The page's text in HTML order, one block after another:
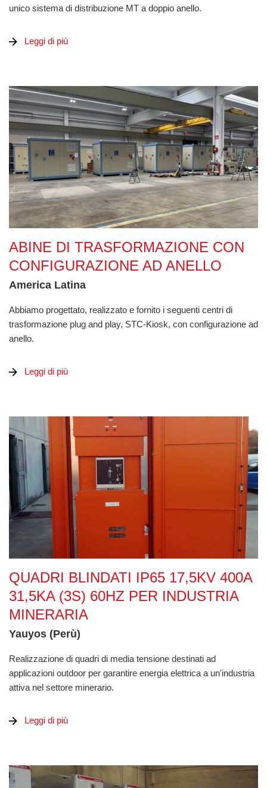
unico sistema di distribuzione MT a doppio anello.
Leggi di più
ABINE DI TRASFORMAZIONE CON
CONFIGURAZIONE AD ANELLO
America Latina
Abbiamo progettato, realizzato e fornito i seguenti centri di
trasformazione plug and play, STC-Kiosk, con configurazione ad
anello.
Leggi di più
QUADRI BLINDATI IP65 17,5KV 400A
31,5KA (3S) 60HZ PER INDUSTRIA
MINERARIA
Yauyos (Perù)
Realizzazione di quadri di media tensione destinati ad
applicazioni outdoor per garantire energia elettrica a un'industria
attiva nel settore minerario.
Leggi di più